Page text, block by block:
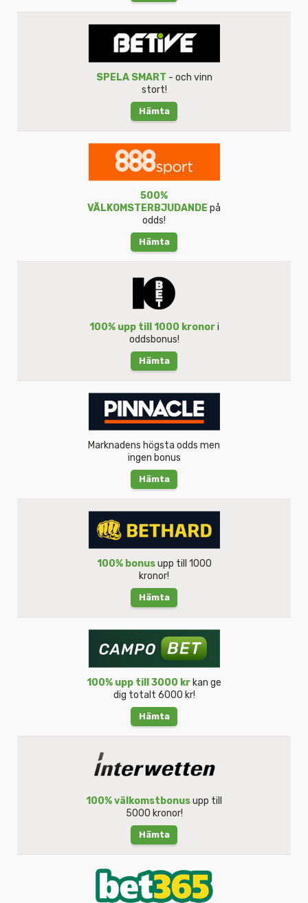
SPELA SMART - och vinn
stort!
Hämta
500%
VÄLKOMSTERBJUDANDE på
odds!
Hämta
100% upp till 1000 kronori
oddsbonus!
Hämta
Marknadens högsta odds men
ingen bonus
Hämta
100% bonusupp till 1000
kronor!
Hämta
100% upp till 3000 kr kan ge
dig totalt 6000 kr!
Hämta
100% välkomstbonusupp till
5000 kronor!
Hämta